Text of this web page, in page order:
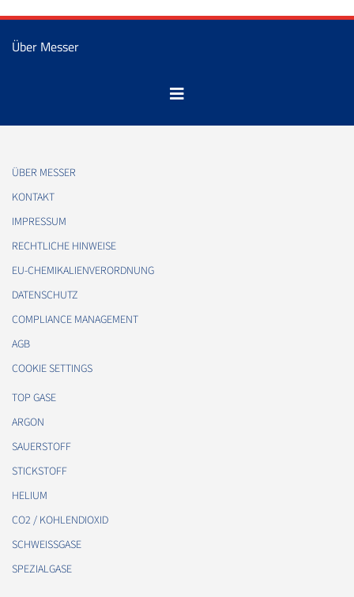
Über Messer
ÜBER MESSER
KONTAKT
IMPRESSUM
RECHTLICHE HINWEISE
EU-CHEMIKALIENVERORDNUNG
DATENSCHUTZ
COMPLIANCE MANAGEMENT
AGB
COOKIE SETTINGS
TOP GASE
ARGON
SAUERSTOFF
STICKSTOFF
HELIUM
CO2 / KOHLENDIOXID
SCHWEISSGASE
SPEZIALGASE